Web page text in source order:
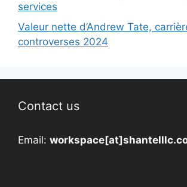
services
Valeur nette d’Andrew Tate,
controverses 2024
Contact us
Email: